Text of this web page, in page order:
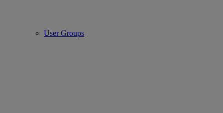
User Groups